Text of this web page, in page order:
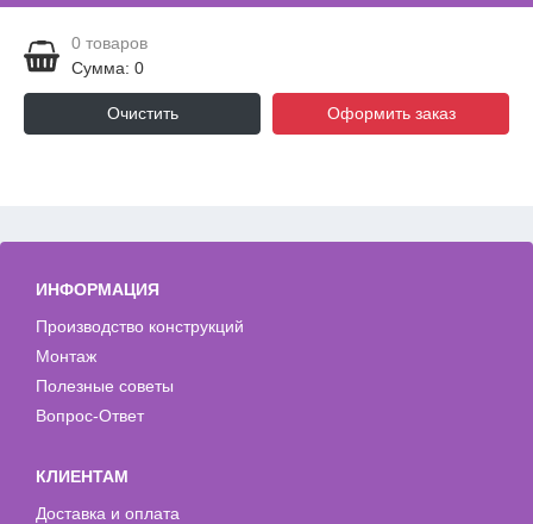
0 товаров
Сумма: 0
Очистить Оформить заказ
ИНФОРМАЦИЯ
Производство конструкций
Монтаж
Полезные советы
Вопрос-Ответ
КЛИЕНТАМ
Доставка и оплата